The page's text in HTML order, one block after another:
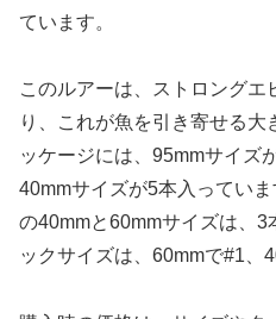
ています。
このルアーは、ストロングエ
り、これが魚を引き寄せる
ッケージには、95mmサイズ
40mmサイズが5本入ってい
の40mmと60mmサイズは、3
ックサイズは、60mmで#1、